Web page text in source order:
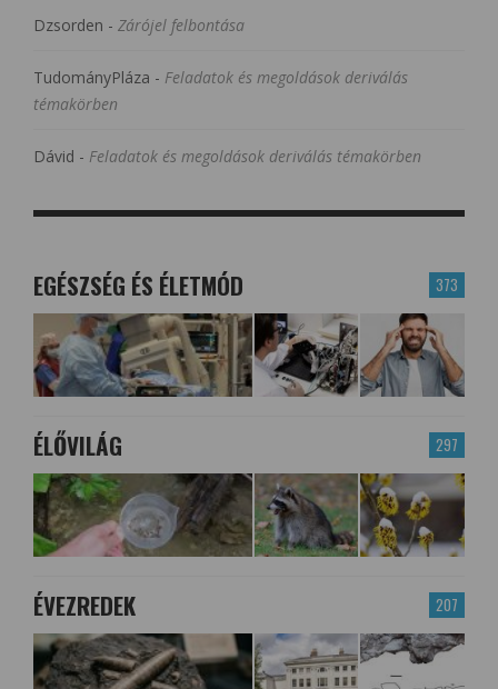
Dzsorden - Zárójel felbontása
TudományPláza - Feladatok és megoldások deriválás
témakörben
Dávid - Feladatok és megoldások deriválás témakörben
373
EGÉSZSÉG ÉS ÉLETMÓD
297
ÉLŐVILÁG
207
ÉVEZREDEK